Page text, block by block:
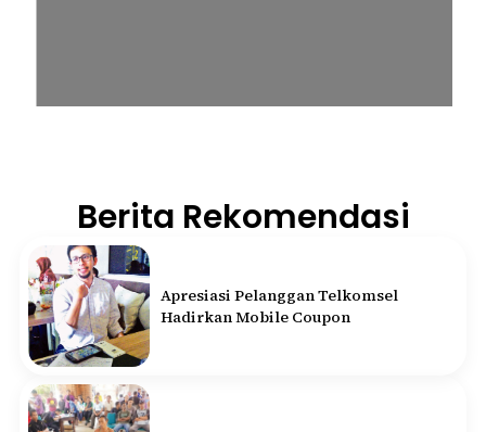
Berita Rekomendasi
Apresiasi Pelanggan Telkomsel
Hadirkan Mobile Coupon